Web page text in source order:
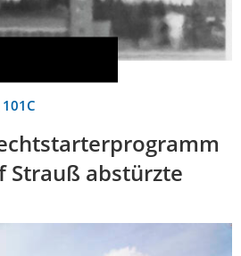
Strauß abstürzte